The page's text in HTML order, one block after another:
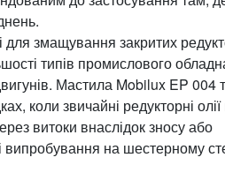
змащування закритих
типів промислового
Мастила Mobilux EP 004
коли звичайні редукторні
витоки внаслідок зносу або
випробування на шестерному